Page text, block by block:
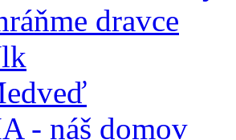
dravce
- náš domov